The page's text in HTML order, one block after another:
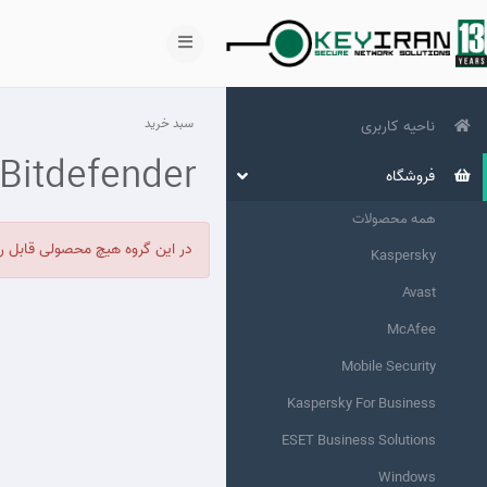
ناحیه کاربری
فروشگاه
همه محصولات
Kaspersky
Avast
McAfee
Mobile Security
Kaspersky For Business
ESET Business Solutions
Windows
سبد خرید
Bitdefender
در این گروه هیچ محصولی